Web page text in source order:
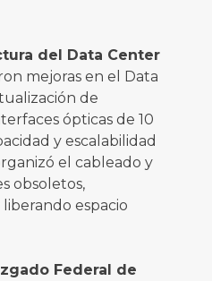
del Data Center
mejoras en el Data
de
ópticas de 10
y escalabilidad
el cableado y
obsoletos,
espacio
Federal de